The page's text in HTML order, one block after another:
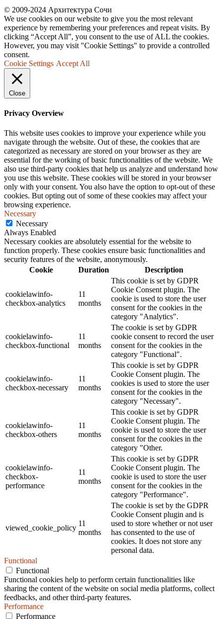
© 2009-2024 Архитектура Сочи
We use cookies on our website to give you the most relevant
experience by remembering your preferences and repeat visits. By
clicking “Accept All”, you consent to the use of ALL the cookies.
However, you may visit "Cookie Settings" to provide a controlled
consent.
Cookie Settings Accept All
Close
Privacy Overview
This website uses cookies to improve your experience while you
navigate through the website. Out of these, the cookies that are
categorized as necessary are stored on your browser as they are
essential for the working of basic functionalities of the website. We
also use third-party cookies that help us analyze and understand how
you use this website. These cookies will be stored in your browser
only with your consent. You also have the option to opt-out of these
cookies. But opting out of some of these cookies may affect your
browsing experience.
Necessary
Necessary
Always Enabled
Necessary cookies are absolutely essential for the website to
function properly. These cookies ensure basic functionalities and
security features of the website, anonymously.
Cookie
Duration Description
cookielawinfo-
checkbox-analytics
11
months
This cookie is set by GDPR
Cookie Consent plugin. The
cookie is used to store the user
consent for the cookies in the
category "Analytics".
cookielawinfo-
checkbox-functional
11
months
The cookie is set by GDPR
cookie consent to record the user
consent for the cookies in the
category "Functional".
cookielawinfo-
checkbox-necessary
11
months
This cookie is set by GDPR
Cookie Consent plugin. The
cookies is used to store the user
consent for the cookies in the
category "Necessary".
cookielawinfo-
checkbox-others
11
months
This cookie is set by GDPR
Cookie Consent plugin. The
cookie is used to store the user
consent for the cookies in the
category "Other.
cookielawinfo-
checkbox-
performance
11
months
This cookie is set by GDPR
Cookie Consent plugin. The
cookie is used to store the user
consent for the cookies in the
category "Performance".
viewed_cookie_policy
11
months
The cookie is set by the GDPR
Cookie Consent plugin and is
used to store whether or not user
has consented to the use of
cookies. It does not store any
personal data.
Functional
Functional
Functional cookies help to perform certain functionalities like
sharing the content of the website on social media platforms, collect
feedbacks, and other third-party features.
Performance
Performance